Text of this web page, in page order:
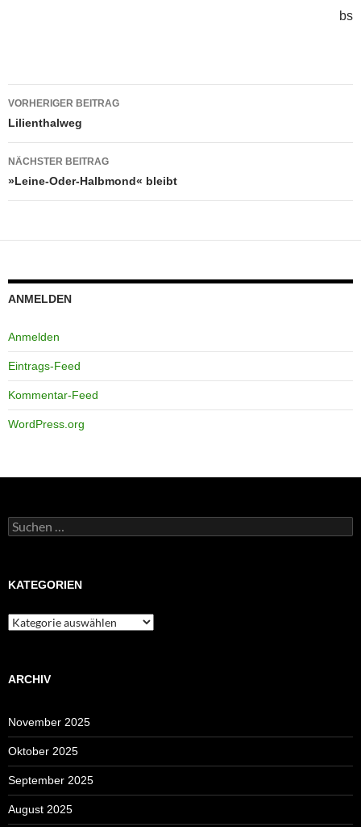
bs
Beitragsnavigation
VORHERIGER BEITRAG
Lilienthalweg
NÄCHSTER BEITRAG
»Leine-Oder-Halbmond« bleibt
ANMELDEN
Anmelden
Eintrags-Feed
Kommentar-Feed
WordPress.org
Suchen
nach:
KATEGORIEN
Kategorien
ARCHIV
November 2025
Oktober 2025
September 2025
August 2025